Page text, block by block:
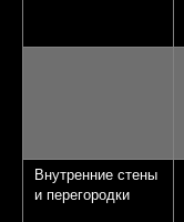
Внутренние стены
и перегородки